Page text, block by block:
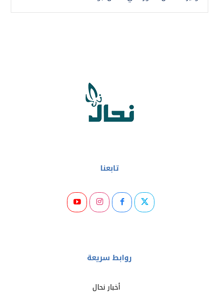
تابعنا
روابط سريعة
أخبار نحال